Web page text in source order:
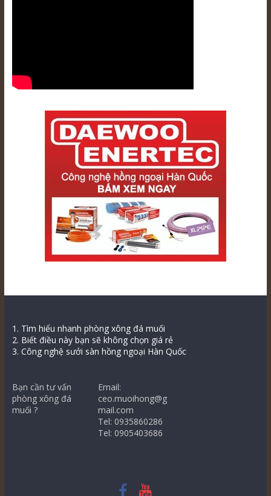
1. Tìm hiểu nhanh phòng xông đá muối
2. Biết điều này bạn sẽ không chọn giá rẻ
3. Công nghệ sưởi sàn hồng ngoại Hàn Quốc
Bạn cần tư vấn
phòng xông đá
muối ?
Email:
ceo.muoihong@g
mail.com
Tel: 0935860286
Tel: 0905403686